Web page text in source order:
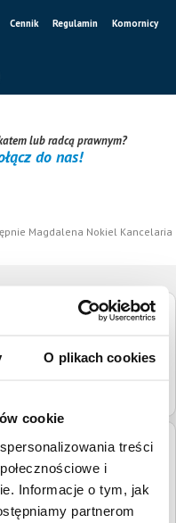
O plikach cookies
cookie
treści
i
Informacje o tym, jak
partnerom
Cennik Regulamin Komornicy
lub radcą prawnym?
do nas!
Magdalena Nokiel Kancelaria
Rejonowym w
Kancelaria
1, 63-600 KĘPNO